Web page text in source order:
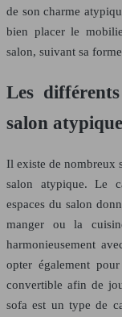
de son charme
bien placer le
salon, suivant sa
Les
salon atypique
Il existe de nombreux
salon atypique. Le
espaces du salon
manger ou la
harmonieusement
opter également
convertible afin de
sofa est un type de